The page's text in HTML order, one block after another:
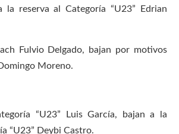
la reserva al Categoría “U23” Edrian
Fulvio Delgado, bajan por motivos
Moreno.
“U23” Luis García, bajan a la
“U23” Deybi Castro.